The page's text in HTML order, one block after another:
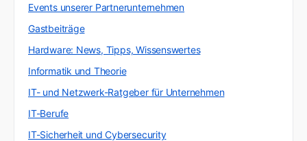
Events unserer Partnerunternehmen
Gastbeiträge
Hardware: News, Tipps, Wissenswertes
Informatik und Theorie
IT- und Netzwerk-Ratgeber für Unternehmen
IT-Berufe
IT-Sicherheit und Cybersecurity